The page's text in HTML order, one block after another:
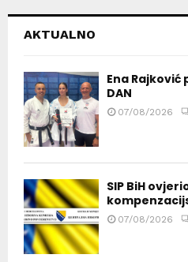
AKTUALNO
Ena Rajković
DAN
07/08/2026
SIP BiH
07/08/2026